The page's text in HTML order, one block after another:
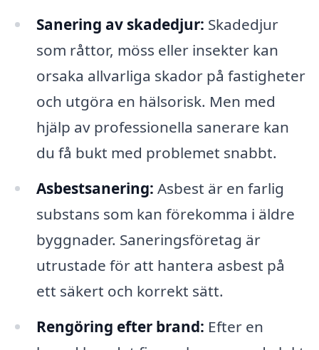
Sanering av skadedjur: Skadedjur
som råttor, möss eller insekter kan
orsaka allvarliga skador på fastigheter
och utgöra en hälsorisk. Men med
hjälp av professionella sanerare kan
du få bukt med problemet snabbt.
Asbestsanering: Asbest är en farlig
substans som kan förekomma i äldre
byggnader. Saneringsföretag är
utrustade för att hantera asbest på
ett säkert och korrekt sätt.
Rengöring efter brand: Efter en